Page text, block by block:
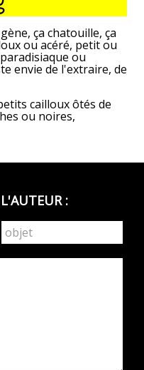
ça chatouille, ça
ou acéré, petit ou
ou
envie de l'extraire, de
cailloux ôtés de
ou noires,
: